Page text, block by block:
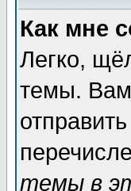
Как мне
Легко,
темы.
темы в